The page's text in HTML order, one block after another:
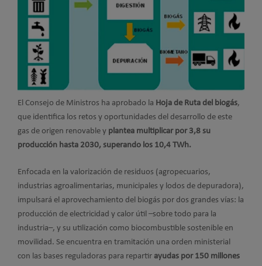
El Consejo de Ministros ha aprobado la Hoja de Ruta del biogás,
que identifica los retos y oportunidades del desarrollo de este
gas de origen renovable y plantea multiplicar por 3,8 su
producción hasta 2030, superando los 10,4 TWh.
Enfocada en la valorización de residuos (agropecuarios,
industrias agroalimentarias, municipales y lodos de depuradora),
impulsará el aprovechamiento del biogás por dos grandes vías: la
producción de electricidad y calor útil –sobre todo para la
industria–, y su utilización como biocombustible sostenible en
movilidad. Se encuentra en tramitación una orden ministerial
con las bases reguladoras para repartir ayudas por 150 millones